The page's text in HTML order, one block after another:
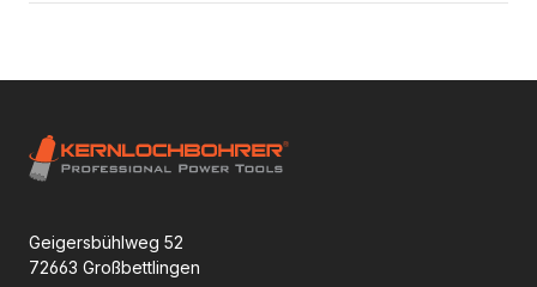
Geigersbühlweg 52
72663 Großbettlingen